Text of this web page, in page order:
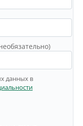
данных в